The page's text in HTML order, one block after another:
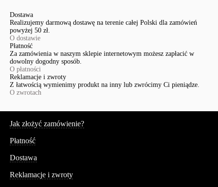
Dostawa
Realizujemy darmową dostawę na terenie całej Polski dla zamówień
powyżej 50 zł.
O dostawie
Płatność
Za zamówienia w naszym sklepie internetowym możesz zapłacić w
dowolny dogodny sposób.
O płatności
Reklamacje i zwroty
Z łatwością wymienimy produkt na inny lub zwrócimy Ci pieniądze.
O zwrotach
Jak złożyć zamówienie?
Płatność
Dostawa
Reklamacje i zwroty